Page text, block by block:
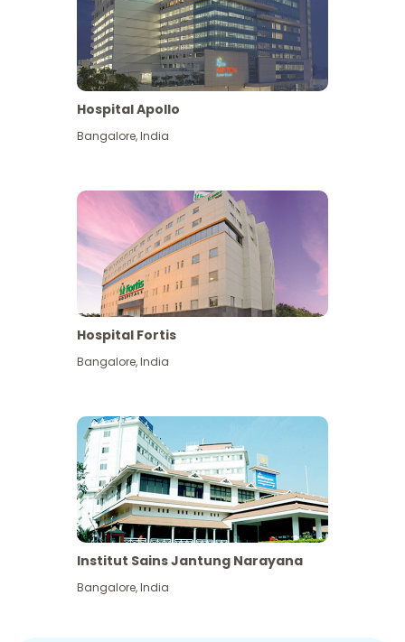
Hospital Apollo
Bangalore,India
Hospital Fortis
Bangalore,India
Institut Sains Jantung Narayana
Bangalore,India